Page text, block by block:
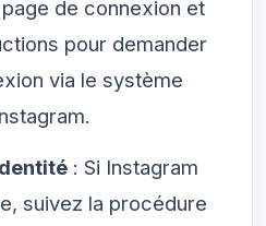
de connexion et
pour demander
via le système
: Si Instagram
suivez la procédure